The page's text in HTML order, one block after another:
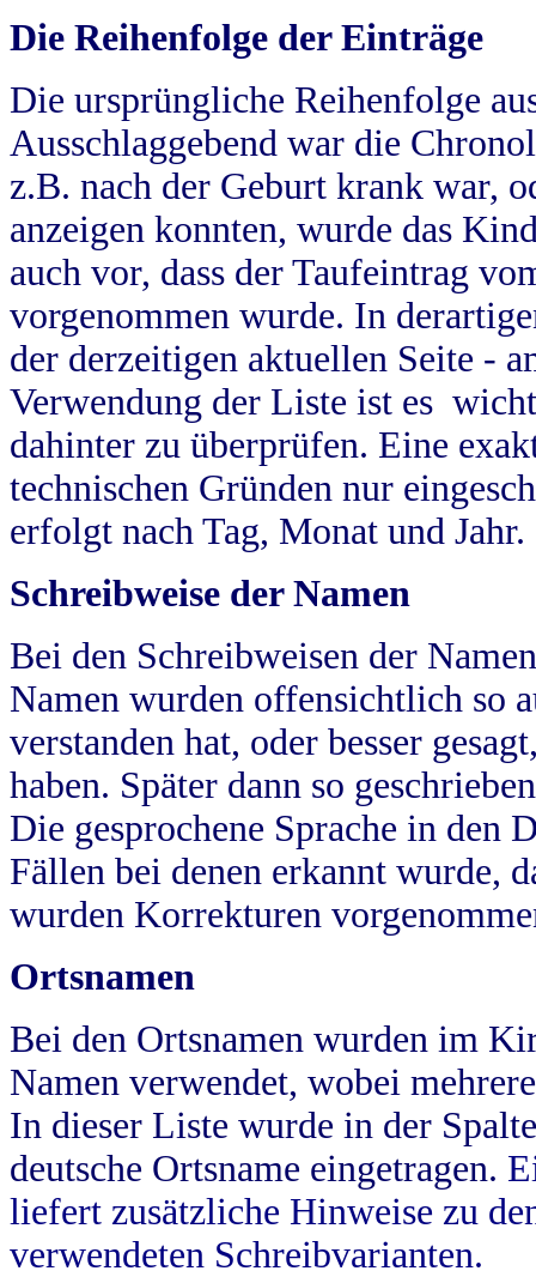
Die Reihenfolge der Einträge
Die ursprüngliche Reihenfolge
Ausschlaggebend war die
z.B. nach der Geburt krank war,
anzeigen konnten, wurde das
auch vor, dass der Taufeintrag
vorgenommen wurde. In
der derzeitigen aktuellen Seite -
Verwendung der Liste ist es
dahinter zu überprüfen. Eine
technischen Gründen nur
erfolgt nach Tag, Monat und Jahr.
Schreibweise der Namen
Bei den Schreibweisen der
Namen wurden offensichtlich so
verstanden hat, oder besser
haben. Später dann so
Die gesprochene Sprache in
Fällen bei denen erkannt wurde,
wurden Korrekturen
Ortsnamen
Bei den Ortsnamen wurden im
Namen verwendet, wobei
In dieser Liste wurde in der
deutsche Ortsname eingetragen.
liefert zusätzliche Hinweise zu
verwendeten Schreibvarianten.